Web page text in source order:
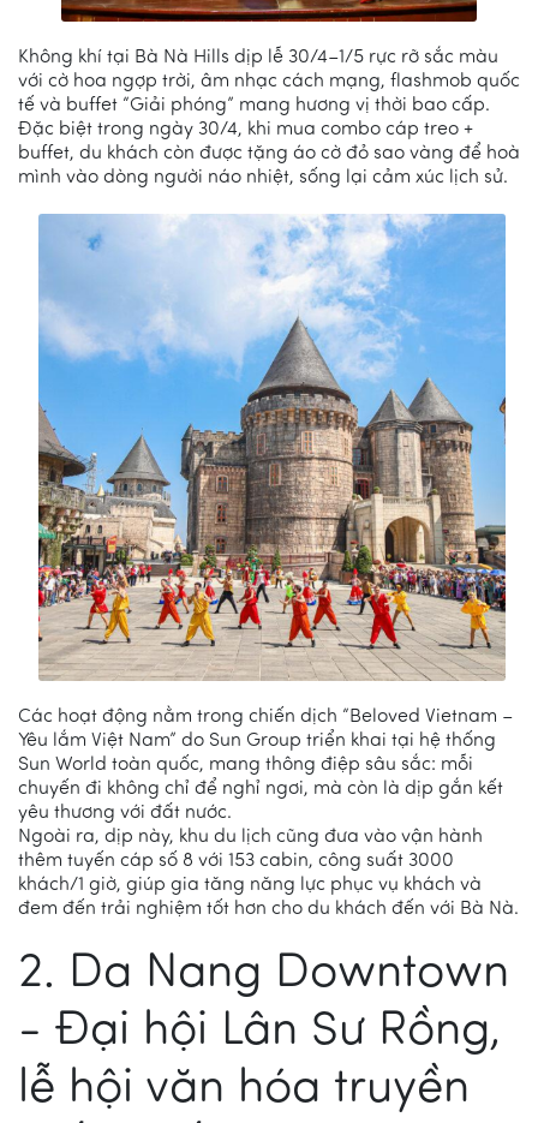
Không khí tại Bà Nà Hills dịp lễ 30/4–1/5 rực rỡ sắc màu
với cờ hoa ngợp trời, âm nhạc cách mạng, flashmob quốc
tế và buffet “Giải phóng” mang hương vị thời bao cấp.
Đặc biệt trong ngày 30/4, khi mua combo cáp treo +
buffet, du khách còn được tặng áo cờ đỏ sao vàng để hoà
mình vào dòng người náo nhiệt, sống lại cảm xúc lịch sử.
Các hoạt động nằm trong chiến dịch “Beloved Vietnam –
Yêu lắm Việt Nam” do Sun Group triển khai tại hệ thống
Sun World toàn quốc, mang thông điệp sâu sắc: mỗi
chuyến đi không chỉ để nghỉ ngơi, mà còn là dịp gắn kết
yêu thương với đất nước.
Ngoài ra, dịp này, khu du lịch cũng đưa vào vận hành
thêm tuyến cáp số 8 với 153 cabin, công suất 3000
khách/1 giờ, giúp gia tăng năng lực phục vụ khách và
đem đến trải nghiệm tốt hơn cho du khách đến với Bà Nà.
2. Da Nang Downtown
- Đại hội Lân Sư Rồng,
lễ hội văn hóa truyền